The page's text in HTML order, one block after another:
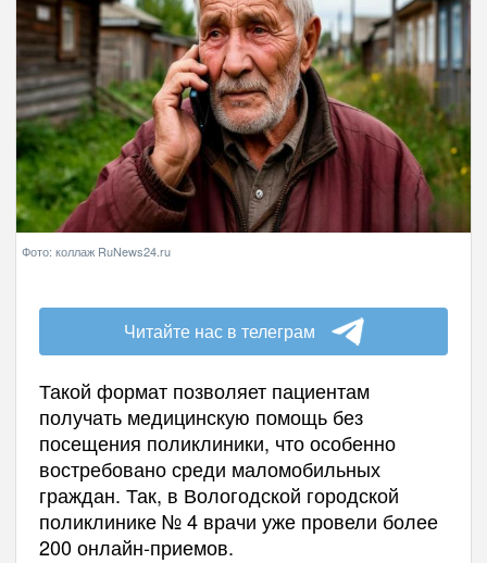
Фото: коллаж RuNews24.ru
Читайте нас в телеграм
Такой формат позволяет пациентам
получать медицинскую помощь без
посещения поликлиники, что особенно
востребовано среди маломобильных
граждан. Так, в Вологодской городской
поликлинике № 4 врачи уже провели более
200 онлайн-приемов.